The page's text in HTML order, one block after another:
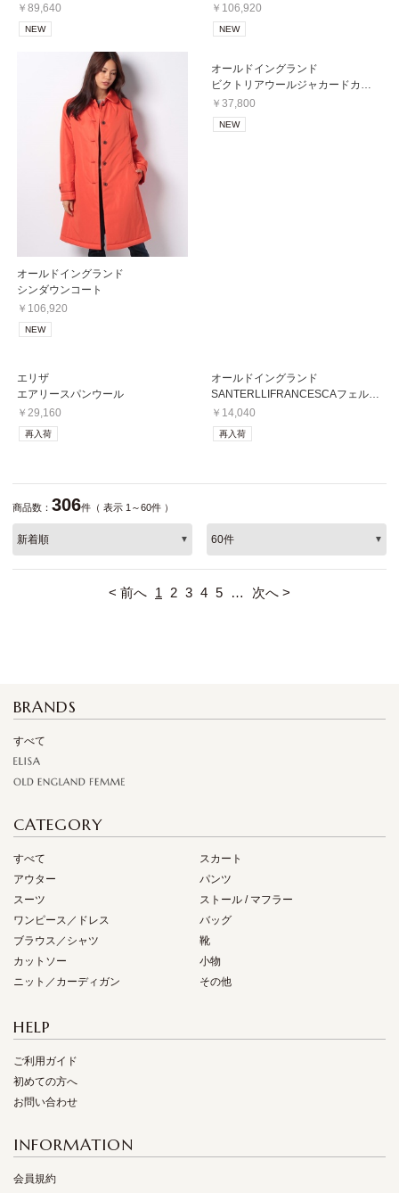
￥89,640
NEW
￥106,920
NEW
オールドイングランド
シンダウンコート
￥106,920
NEW
オールドイングランド
￥37,800
NEW
エリザ
エアリースパンウール
￥29,160
再入荷
オールドイングランド
￥14,040
再入荷
商品数： 306件（ 表示 1～60件 ）
< 前へ 1 2 3 4 5 … 次へ >
BRANDS
すべて
CATEGORY
すべて
アウター
スーツ
ワンピース／ドレス
ブラウス／シャツ
カットソー
ニット／カーディガン
スカート
パンツ
ストール / マフラー
バッグ
靴
小物
その他
HELP
ご利用ガイド
初めての方へ
お問い合わせ
INFORMATION
会員規約